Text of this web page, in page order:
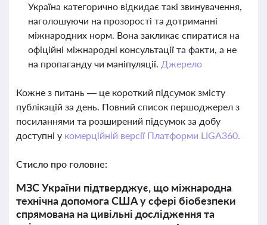
Україна категорично відкидає такі звинувачення,
наголошуючи на прозорості та дотриманні
міжнародних норм. Вона закликає спиратися на
офіційні міжнародні консультації та факти, а не
на пропаганду чи маніпуляції. Джерело
Кожне з питань — це короткий підсумок змісту
публікацій за день. Повний список першоджерел з
посиланнями та розширений підсумок за добу
доступні у комерційній версії Платформи LIGA360.
Стисло про головне:
МЗС України підтверджує, що міжнародна
технічна допомога США у сфері біобезпеки
спрямована на цивільні дослідження та